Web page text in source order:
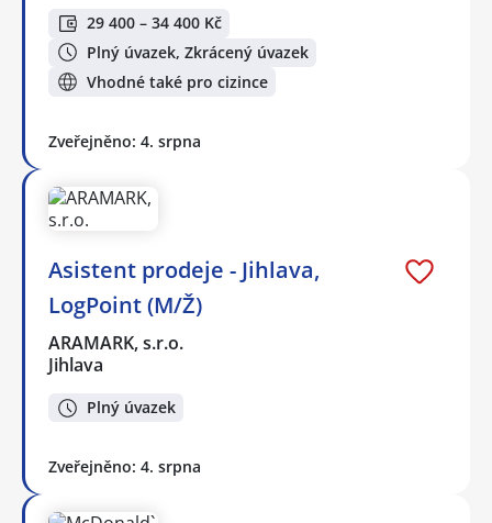
29 400 – 34 400 Kč
Plný úvazek, Zkrácený úvazek
Vhodné také pro cizince
Zveřejněno: 4. srpna
Asistent prodeje - Jihlava,
LogPoint (M/Ž)
ARAMARK, s.r.o.
Jihlava
Plný úvazek
Zveřejněno: 4. srpna